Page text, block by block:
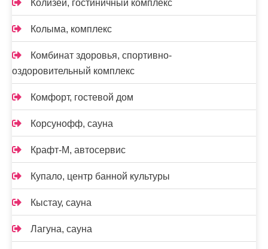
Колизей, гостиничный комплекс
Колыма, комплекс
Комбинат здоровья, спортивно-
оздоровительный комплекс
Комфорт, гостевой дом
Корсунофф, сауна
Крафт-М, автосервис
Купало, центр банной культуры
Кыстау, сауна
Лагуна, сауна